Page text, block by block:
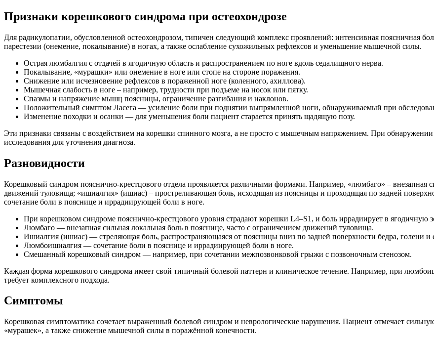
Признаки корешкового синдрома при остеохондрозе
Для радикулопатии, обусловленной остеохондрозом, типичен следующий комплекс проявлений: интенсивная поясничная
парестезии (онемение, покалывание) в ногах, а также ослабление сухожильных рефлексов и уменьшение мышечной силы.
Острая люмбалгия с отдачей в ягодичную область и распространением по ноге вдоль седалищного нерва.
Покалывание, «мурашки» или онемение в ноге или стопе на стороне поражения.
Снижение или исчезновение рефлексов в пораженной ноге (коленного, ахиллова).
Мышечная слабость в ноге – например, трудности при подъеме на носок или пятку.
Спазмы и напряжение мышц поясницы, ограничение разгибания и наклонов.
Положительный симптом Ласега — усиление боли при поднятии выпрямленной ноги, обнаруживаемый при
Изменение походки и осанки — для уменьшения боли пациент старается принять щадящую позу.
Эти признаки связаны с воздействием на корешки спинного мозга, а не просто с мышечным напряжением. При
исследования для уточнения диагноза.
Разновидности
Корешковый синдром пояснично-крестцового отдела проявляется различными формами. Например, «люмбаго» – внезапная
движений туловища; «ишиалгия» (ишиас) – простреливающая боль, исходящая из поясницы и проходящая по задней
сочетание боли в пояснице и иррадиирующей боли в ноге.
При корешковом синдроме пояснично-крестцового уровня страдают корешки L4–S1, и боль иррадиирует в ягодичную
Люмбаго — внезапная сильная локальная боль в пояснице, часто с ограничением движений туловища.
Ишиалгия (ишиас) — стреляющая боль, распространяющаяся от поясницы вниз по задней поверхности бедра, голени и
Люмбоишиалгия — сочетание боли в пояснице и иррадиирующей боли в ноге.
Смешанный корешковый синдром — например, при сочетании межпозвонковой грыжи с позвоночным стенозом.
Каждая форма корешкового синдрома имеет свой типичный болевой паттерн и клиническое течение. Например, при
требует комплексного подхода.
Симптомы
Корешковая симптоматика сочетает выраженный болевой синдром и неврологические нарушения. Пациент отмечает
«мурашек», а также снижение мышечной силы в поражённой конечности.